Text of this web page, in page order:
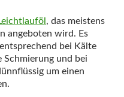
, das meistens
angeboten wird. Es
bei Kälte
Schmierung und bei
um einen